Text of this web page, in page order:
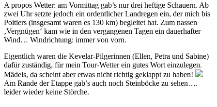
A propos Wetter: am Vormittag gab’s nur drei heftige Schauern. Ab
zwei Uhr setzte jedoch ein ordentlicher Landregen ein, der mich bis
Poitiers (insgesamt waren es 130 km) begleitet hat. Zum nassen
‚Vergnügen‘ kam wie in den vergangenen Tagen ein dauerhafter
Wind… Windrichtung: immer von vorn.
Eigentlich waren die Kevelar-Pilgerinnen (Ellen, Petra und Sabine)
dafür zuständig, für mein Tour-Wetter ein gutes Wort einzulegen.
Mädels, da scheint aber etwas nicht richtig geklappt zu haben!
Am Rande der Etappe gab’s auch noch Steinböcke zu sehen….
leider wieder keine Störche.